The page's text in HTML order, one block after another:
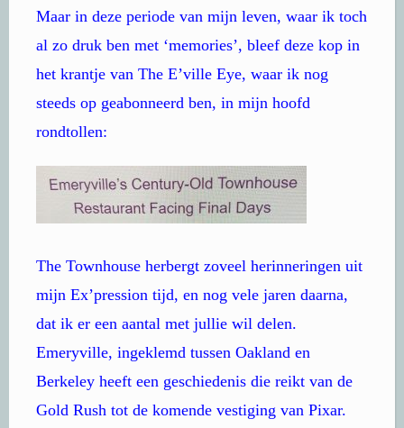
Maar in deze periode van mijn leven, waar ik toch
al zo druk ben met ‘memories’, bleef deze kop in
het krantje van The E’ville Eye, waar ik nog
steeds op geabonneerd ben, in mijn hoofd
rondtollen:
The Townhouse herbergt zoveel herinneringen uit
mijn Ex’pression tijd, en nog vele jaren daarna,
dat ik er een aantal met jullie wil delen.
Emeryville, ingeklemd tussen Oakland en
Berkeley heeft een geschiedenis die reikt van de
Gold Rush tot de komende vestiging van Pixar.